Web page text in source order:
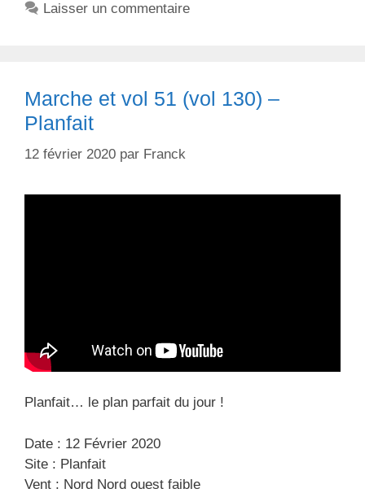
g
e
s
t
e
Laisser un commentaire
Marche et vol 51 (vol 130) –
Planfait
12 février 2020 par Franck
Planfait… le plan parfait du jour !
Date : 12 Février 2020
Site : Planfait
Vent : Nord Nord ouest faible